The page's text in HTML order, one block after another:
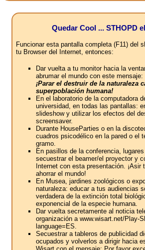
Quedar Cool ... STHOPD
Funcionar esta pantalla completa (F11) del
tu Browser del Internet, entonces:
Dar vuelta a tu monitor hacia la
abrumar el mundo con este mensaje:
¡Parar el destruir de la naturaleza
superpoblación humana!
En el laboratorio de la computadora
universidad, en todas las pantallas:
slideshow y utilizar los efectos del
screensaver.
Durante HouseParties o en la
cuadros psicodélico en la pared o el
gramo.
En pasillos de la conferencia,
secuestrar el beamer/el proyector y
Internet con esta presentación. ¡Asir
ahorrar el mundo!
En Musea, jardines zoológicos o
naturaleza: educar a tus audiencias
verdadera de la extinción total
exponencial de la especie humana.
Dar vuelta secretamente al noticia
organización a www.wisart.net/Play-
language=ES.
Secuestrar a tableros de publicidad
ocupados y volverlos a dirigir hacia